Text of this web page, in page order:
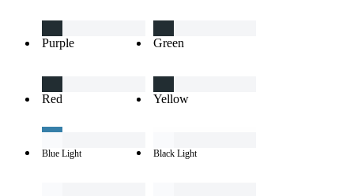
Purple Green
Red Yellow
Blue Light Black Light